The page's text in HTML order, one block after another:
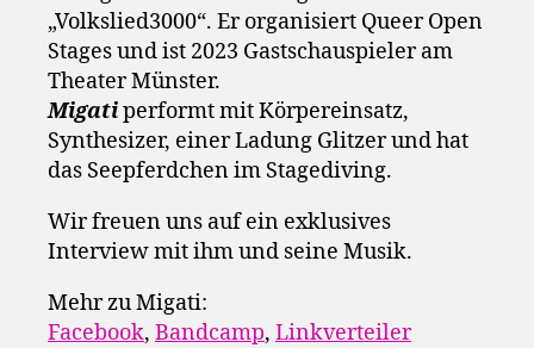
„Volkslied3000“. Er organisiert Queer Open
Stages und ist 2023 Gastschauspieler am
Theater Münster.
Migatiperformt mit Körpereinsatz,
Synthesizer, einer Ladung Glitzer und hat
das Seepferdchen im Stagediving.
Wir freuen uns auf ein exklusives
Interview mit ihm und seine Musik.
Mehr zu Migati:
Facebook, Bandcamp, Linkverteiler